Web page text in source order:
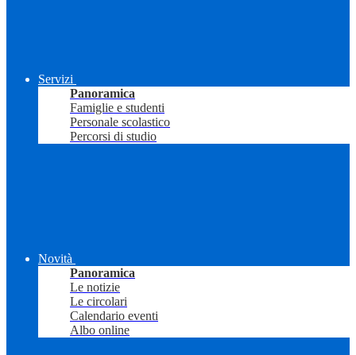
Servizi
Panoramica
Famiglie e studenti
Personale scolastico
Percorsi di studio
Novità
Panoramica
Le notizie
Le circolari
Calendario eventi
Albo online